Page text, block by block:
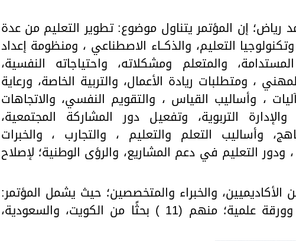
رياض؛ إن المؤتمر يتناول موضوع: تطوير التعليم من عدة
التعليم، والذكــاء الاصطناعي ، ومنظومة إعداد
والمتعلم ومشكلاته، واحتياجاته النفسية،
، ومتطلبات ريادة الأعمال، والتربية الخاصة، ورعاية
، وأساليب القياس ، والتقويم النفسي، والاتجاهات
التربوية، وتفعيل دور المشاركة المجتمعية،
وأساليب التعلم والتعليم ، والتجارب ، والخبرات
ودور التعليم في دعم المشاريع، والرؤى الوطنية؛ لإصلاح
والخبراء والمتخصصين؛ حيث يشمل المؤتمر:
مناقشة ( 40 ) بحثاً علمياً ، وورقة علمية؛ منهم (11 ) بحثًا من الكويت، والسعودية،